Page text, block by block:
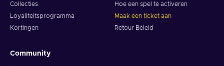
Collecties
Loyaliteitsprogramma
Kortingen
Hoe een spel te activeren
Maak een ticket aan
Retour Beleid
Community